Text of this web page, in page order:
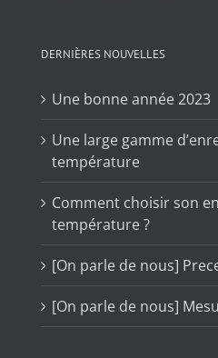
DERNIÈRES NOUVELLES
Une bonne année 2023
Une large gamme
température
Comment choisir son
température ?
[On parle de nous]
[On parle de nous]